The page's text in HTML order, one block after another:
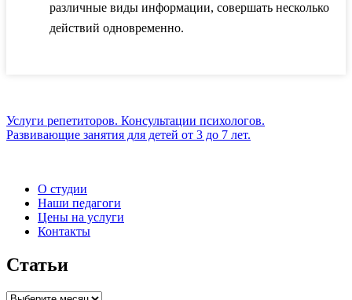
различные виды информации, совершать несколько
действий одновременно.
Услуги репетиторов. Консультации психологов.
Развивающие занятия для детей от 3 до 7 лет.
О студии
Наши педагоги
Цены на услуги
Контакты
Статьи